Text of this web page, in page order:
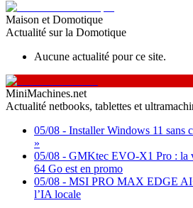
Maison et Domotique
Actualité sur la Domotique
Aucune actualité pour ce site.
MiniMachines.net
Actualité netbooks, tablettes et
05/08 - Installer Windows 11 sans
»
05/08 - GMKtec EVO-X1 Pro : la
64 Go est en promo
05/08 - MSI PRO MAX EDGE
l’IA locale